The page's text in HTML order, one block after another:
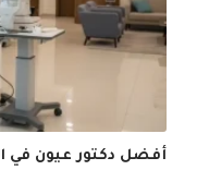
أفضل دكتور عيون في